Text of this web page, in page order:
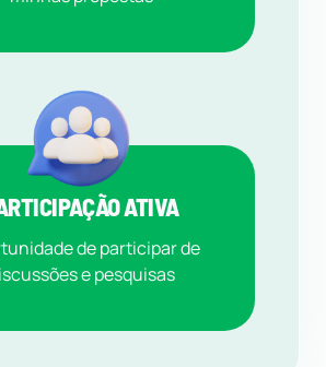
ATIVA
de participar de
e pesquisas